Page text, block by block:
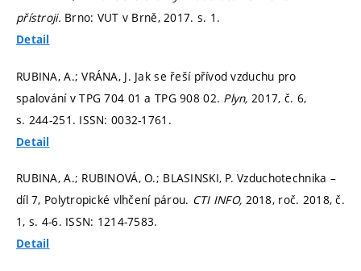
přístroji. Brno: VUT v Brně, 2017. s. 1.
Detail
RUBINA, A.; VRÁNA, J. Jak se řeší přívod vzduchu pro
spalování v TPG 704 01 a TPG 908 02. Plyn, 2017, č. 6,
s. 244-251. ISSN: 0032-1761.
Detail
RUBINA, A.; RUBINOVÁ, O.; BLASINSKI, P. Vzduchotechnika –
díl 7, Polytropické vlhčení párou. CTI INFO, 2018, roč. 2018, č.
1, s. 4-6. ISSN: 1214-7583.
Detail